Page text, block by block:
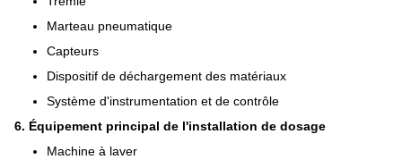
Marteau pneumatique
Capteurs
Dispositif de déchargement des matériaux
Système d'instrumentation et de contrôle
6. Équipement principal de l'installation de dosage
Machine à laver